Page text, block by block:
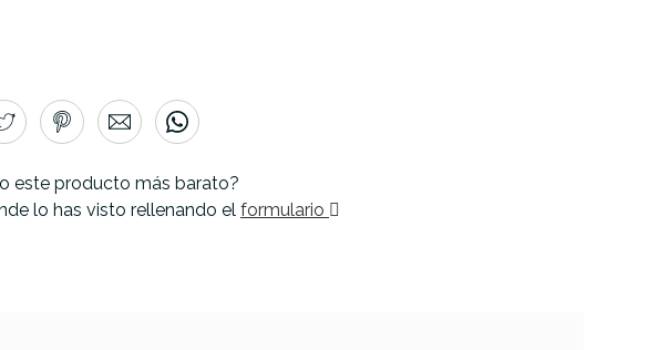
este producto más barato?
lo has visto rellenando el formulario